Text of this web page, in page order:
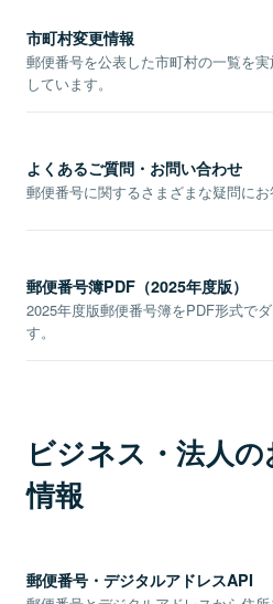
市町村変更情報
郵便番号を公表した市町村の一覧を
しています。
よくあるご質問・お問い合わせ
郵便番号に関するさまざまな疑問にお
郵便番号簿PDF（2025年度版）
2025年度版郵便番号簿をPDF形式で
す。
ビジネス・法人
情報
郵便番号・デジタルアドレスAPI